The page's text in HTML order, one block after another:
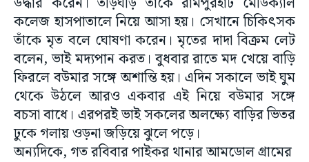
কলেজ হাসপাতালে নিয়ে আসা হয়। সেখানে চিকিৎসক
তাঁকে মৃত বলে ঘোষণা করেন। মৃতের দাদা বিক্রম লেট
বলেন, ভাই মদ্যপান করত। বুধবার রাতে মদ খেয়ে বাড়ি
ফিরলে বউমার সঙ্গে অশান্তি হয়। এদিন সকালে ভাই ঘুম
থেকে উঠলে আরও একবার এই নিয়ে বউমার সঙ্গে
বচসা বাধে। এরপরই ভাই সকলের অলক্ষ্যে বাড়ির ভিতর
ঢুকে গলায় ওড়না জড়িয়ে ঝুলে পড়ে।
অন্যদিকে, গত রবিবার পাইকর থানার আমডোল গ্রামের